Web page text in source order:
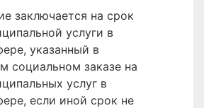
заключается на срок
услуги в
указанный в
социальном заказе на
услуг в
если иной срок не